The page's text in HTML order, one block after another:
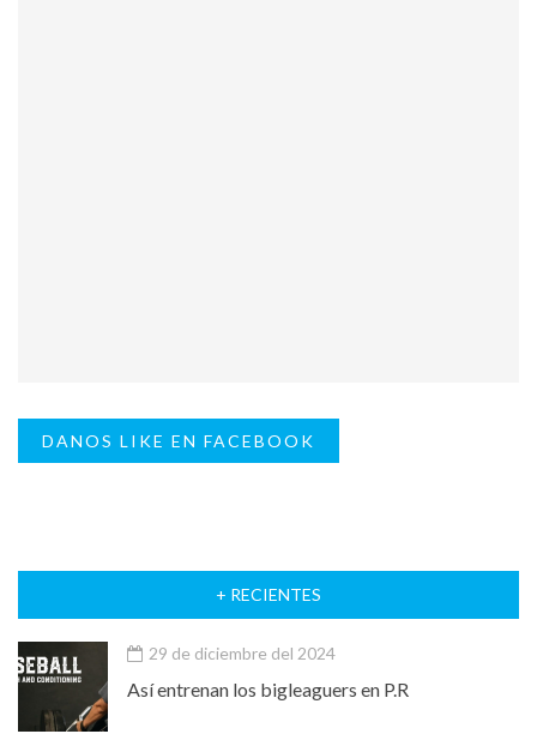
DANOS LIKE EN FACEBOOK
+ RECIENTES
29 de diciembre del 2024
Así entrenan los bigleaguers en P.R